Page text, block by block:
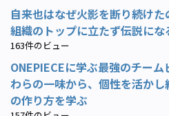
自来也はなぜ火影を断り続け
組織のトップに立たず伝説にな
163件のビュー
ONEPIECEに学ぶ最強のチー
わらの一味から、個性を活か
の作り方を学ぶ